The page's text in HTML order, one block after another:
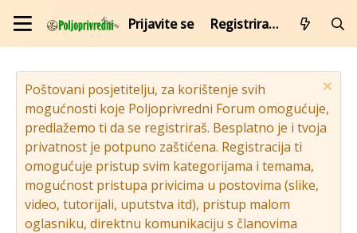
Prijavite se Registrirajte se
Poštovani posjetitelju, za korištenje svih
mogućnosti koje Poljoprivredni Forum omogućuje,
predlažemo ti da se registriraš. Besplatno je i tvoja
privatnost je potpuno zaštićena. Registracija ti
omogućuje pristup svim kategorijama i temama,
mogućnost pristupa privicima u postovima (slike,
video, tutorijali, uputstva itd), pristup malom
oglasniku, direktnu komunikaciju s članovima